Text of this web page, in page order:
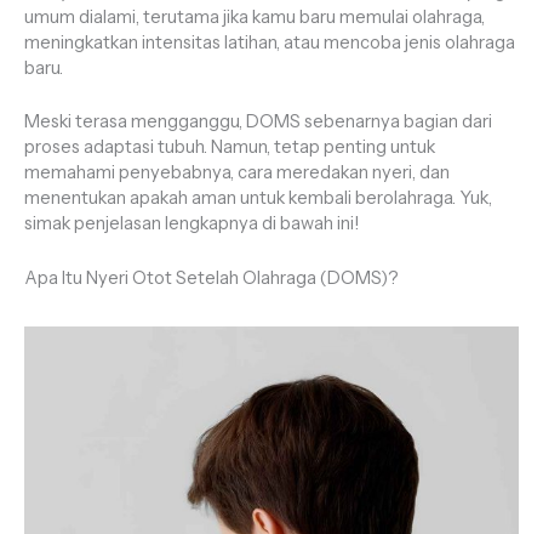
umum dialami, terutama jika kamu baru memulai olahraga,
meningkatkan intensitas latihan, atau mencoba jenis olahraga
baru.
Meski terasa mengganggu, DOMS sebenarnya bagian dari
proses adaptasi tubuh. Namun, tetap penting untuk
memahami penyebabnya, cara meredakan nyeri, dan
menentukan apakah aman untuk kembali berolahraga. Yuk,
simak penjelasan lengkapnya di bawah ini!
Apa Itu Nyeri Otot Setelah Olahraga (DOMS)?